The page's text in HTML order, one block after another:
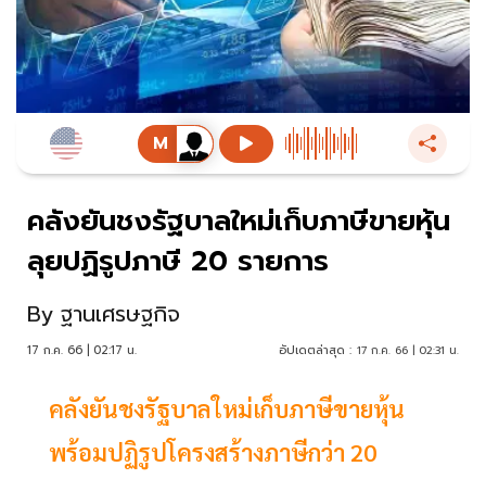
คลังยันชงรัฐบาลใหม่เก็บภาษีขายหุ้น
ลุยปฏิรูปภาษี 20 รายการ
By ฐานเศรษฐกิจ
17 ก.ค. 66 | 02:17 น. อัปเดตล่าสุด : 17 ก.ค. 66 | 02:31 น.
คลังยันชงรัฐบาลใหม่เก็บภาษีขายหุ้น
พร้อมปฏิรูปโครงสร้างภาษีกว่า 20